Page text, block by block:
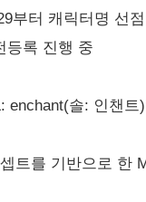
부터 캐릭터명 선
등록 진행 중
enchant(솔: 인챈
트를 기반으로 한